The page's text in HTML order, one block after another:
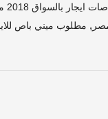
بالسواق 2018 مكيفة 14 فرد
, مطلوب ميني باص